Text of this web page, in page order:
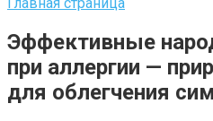
Эффективные
при аллергии —
для облегчения